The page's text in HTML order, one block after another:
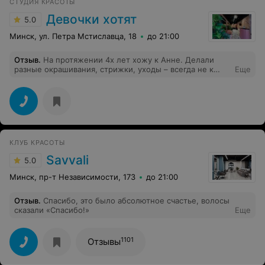
СТУДИЯ КРАСОТЫ
5.0 Девочки хотят
Минск, ул. Петра Мстиславца, 18 до 21:00
Отзыв. На протяжении 4х лет хожу к Анне. Делали
разные окрашивания, стрижки, уходы – всегда не к
даже те мысли, которые не озвучиваются Спасибо!
Еще
КЛУБ КРАСОТЫ
5.0 Savvali
Минск, пр-т Независимости, 173 до 21:00
Отзыв. Спасибо, это было абсолютное счастье, волосы
сказали «Спасибо!»
Еще
Отзывы1101